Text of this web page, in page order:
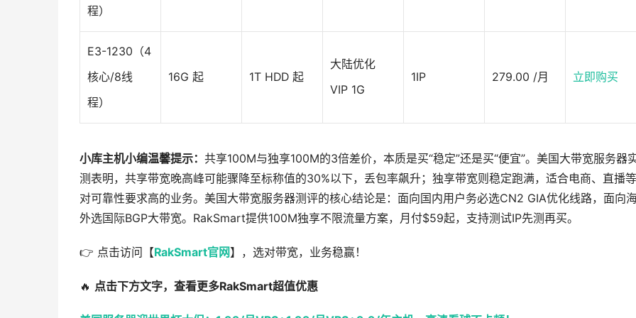
程）
E3-1230（4
核心/8线
程）
16G 起 1T HDD 起
大陆优化
VIP 1G
1IP 279.00 /月 立即购买
小库主机小编温馨提示： 共享100M与独享100M的3倍差价，本质是买“稳定”还是买“便宜”。美国大带宽服务器
测表明，共享带宽晚高峰可能骤降至标称值的30%以下，丢包率飙升；独享带宽则稳定跑满，适合电商、直播等
对可靠性要求高的业务。美国大带宽服务器测评的核心结论是：面向国内用户务必选CN2 GIA优化线路，面向
外选国际BGP大带宽。RakSmart提供100M独享不限流量方案，月付$59起，支持测试IP先测再买。
👉 点击访问【RakSmart官网】，选对带宽，业务稳赢！
🔥 点击下方文字，查看更多RakSmart超值优惠